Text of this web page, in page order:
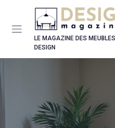
LE MAGAZINE DES
DESIGN
Panneau de gestion des cookies